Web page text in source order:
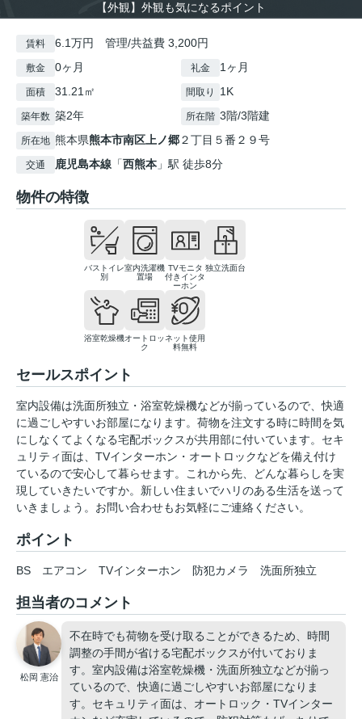
【外観】外観も気になるポイント
賃料 6.1万円 管理/共益費 3,200円
敷金 0ヶ月 礼金 1ヶ月
面積 31.21㎡ 間取り 1K
築年数 築2年 所在階 3階/3階建
所在地 熊本県熊本市南区 上ノ郷２丁目５番２９号
交通 鹿児島本線 「西熊本 」駅 徒歩8分
物件の特徴
バストイレ
別
室内洗濯機
置場
TVモニタ
付きインタ
ーホン
独立洗面台
浴室乾燥機オートロッ
ク
ネット使用
料無料
セールスポイント
室内設備は洗面所独立・浴室乾燥機などが揃っているので、快適
に過ごしやすいお部屋になります。荷物を注文する時に時間を気
にしなくてよくなる宅配ボックスが共用部に付いています。セキ
ュリティ面は、TVインターホン・オートロックなどを備え付け
ているので安心して暮らせます。これから先、どんな暮らしを実
現していきたいですか。新しい住まいでハリのある生活を送って
いきましょう。お問い合わせもお気軽にご連絡ください。
ポイント
BS エアコン TVインターホン 防犯カメラ 洗面所独立
担当者のコメント
松岡 憲治
不在時でも荷物を受け取ることができるため、時間
調整の手間が省ける宅配ボックスが付いておりま
す。室内設備は浴室乾燥機・洗面所独立などが揃っ
ているので、快適に過ごしやすいお部屋になりま
す。セキュリティ面は、オートロック・TVインター